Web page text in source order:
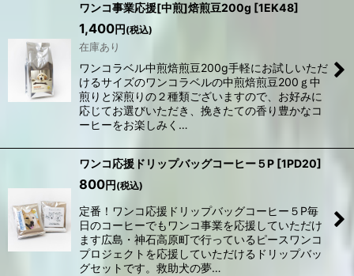
ワンコ事業応援[中煎]焙煎豆200g [1EK48]
1,400円 (税込)
在庫あり
ワンコラベル中煎焙煎豆200g手軽にお試しいただ
けるサイズのワンコラベルの中煎焙煎豆200ｇ中
煎りと深煎りの２種類ございますので、お好みに
応じてお選びいただき、挽きたての香り豊かなコ
ーヒーをお楽しみく…
ワンコ応援ドリップバッグコーヒー５P [1PD20]
800円 (税込)
定番！ワンコ応援ドリップバッグコーヒー５P毎
日のコーヒーでもワンコ事業を応援していただけ
ます広島・神石高原町で行っているピースワンコ
プロジェクトを応援していただけるドリップバッ
グセットです。救助犬の夢…